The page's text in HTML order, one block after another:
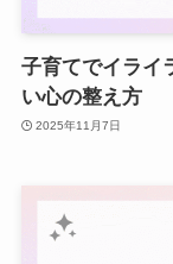
子育てでイライ
い心の整え方
2025年11月7日